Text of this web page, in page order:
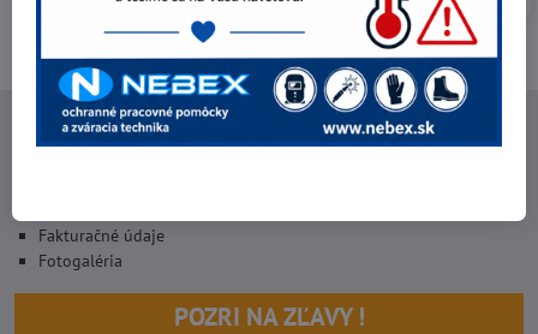
NEBEX s.r.o.
Fakturačné údaje
Fotogaléria
POZRI NA ZĽAVY !